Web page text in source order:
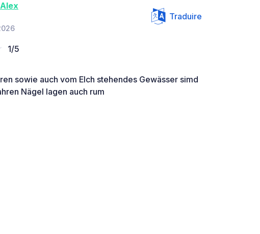
Traduire
1/5
sowie auch vom Elch stehendes Gewässer simd
Nägel lagen auch rum